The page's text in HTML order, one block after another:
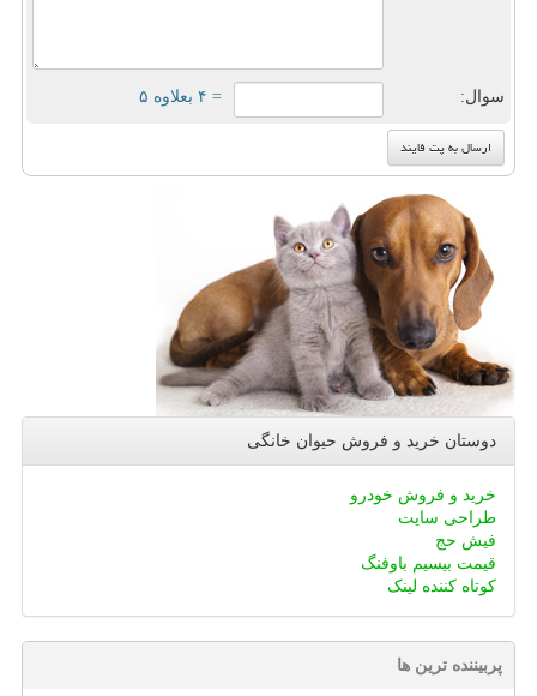
سوال: = ۴ بعلاوه ۵
دوستان خرید و فروش حیوان خانگی
خرید و فروش خودرو
طراحی سایت
فیش حج
قیمت بیسیم باوفنگ
کوتاه کننده لینک
پربیننده ترین ها